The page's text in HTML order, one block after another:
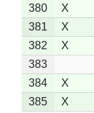
380
X
381
X
382
X
383
384
X
385
X